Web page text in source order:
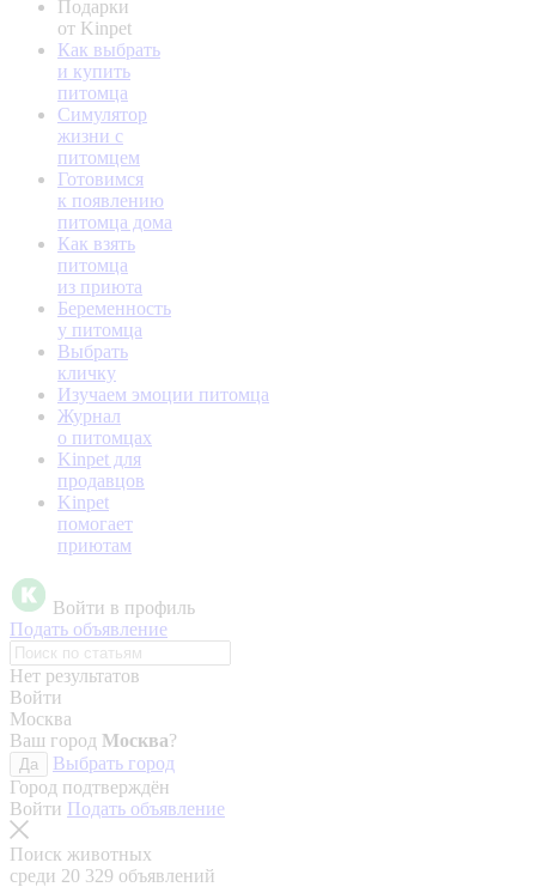
Подарки
от Kinpet
Как выбрать
и купить
питомца
Симулятор
жизни с
питомцем
Готовимся
к появлению
питомца дома
Как взять
питомца
из приюта
Беременность
у питомца
Выбрать
кличку
Изучаем эмоции питомца
Журнал
о питомцах
Kinpet для
продавцов
Kinpet
помогает
приютам
Войти в профиль
Подать объявление
Нет результатов
Войти
Москва
Ваш город Москва?
Да
Выбрать город
Город подтверждён
Войти Подать объявление
Поиск животных
среди 20 329 объявлений